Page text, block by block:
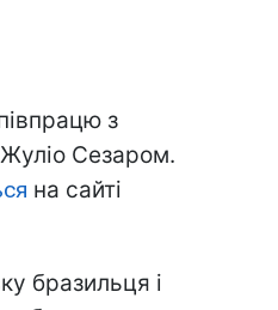
з
Сезаром.
на сайті
бразильця і